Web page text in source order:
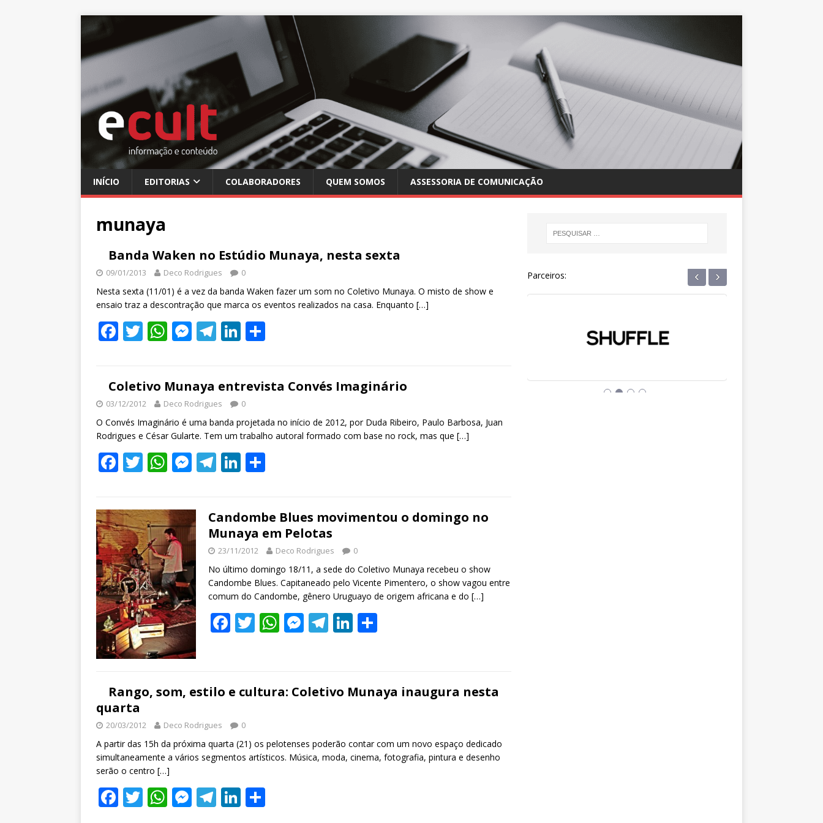
INÍCIO EDITORIAS COLABORADORES QUEM SOMOS ASSESSORIA DE COMUNICAÇÃO
munaya
Banda Waken no Estúdio Munaya, nesta sexta
09/01/2013 Deco Rodrigues 0
Nesta sexta (11/01) é a vez da banda Waken fazer um som no Coletivo Munaya. O misto de show e
ensaio traz a descontração que marca os eventos realizados na casa. Enquanto […]
F
ac
b
o
o
k
T
w
er
W
h
s
A
p
p
M
e
e
n
g
er
T
el
gr
a
m
Li
n
e
dI
n
e
Coletivo Munaya entrevista Convés Imaginário
03/12/2012 Deco Rodrigues 0
O Convés Imaginário é uma banda projetada no início de 2012, por Duda Ribeiro, Paulo Barbosa, Juan
Rodrigues e César Gularte. Tem um trabalho autoral formado com base no rock, mas que […]
F
ac
b
o
o
k
T
w
er
W
h
s
A
p
p
M
e
e
n
g
er
T
el
gr
a
m
Li
n
e
dI
n
e
Candombe Blues movimentou o domingo no
Munaya em Pelotas
23/11/2012 Deco Rodrigues 0
No último domingo 18/11, a sede do Coletivo Munaya recebeu o show
Candombe Blues. Capitaneado pelo Vicente Pimentero, o show vagou entre
comum do Candombe, gênero Uruguayo de origem africana e do […]
F
ac
o
o
k
T
w
er
W
h
A
p
M
e
e
n
er
T
el
gr
a
Li
n
e
dI
S
Rango, som, estilo e cultura: Coletivo Munaya inaugura nesta
quarta
20/03/2012 Deco Rodrigues 0
A partir das 15h da próxima quarta (21) os pelotenses poderão contar com um novo espaço dedicado
simultaneamente a vários segmentos artísticos. Música, moda, cinema, fotografia, pintura e desenho
serão o centro […]
F T W M T Li
Parceiros: ‹ ›